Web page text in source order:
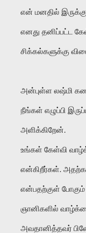
என் மனதில்
எனது தனிப்பட்ட
சிக்கல்களுக்கு விடை
அன்புள்ள லஷ்மி
நீங்கள் எழுப்பி
அளிக்கிறேன்.
உங்கள் கேள்வி
என்கிறீர்கள்.
என்பதற்குள் போகும்
ஞானிகளில்
அவதானித்தவர்